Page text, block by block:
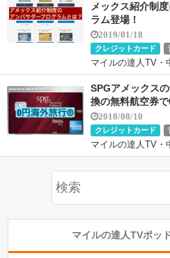
メックス紹介制
ラム登場！
2019/01/18
クレジットカード
マイルの達人TV・
SPGアメックス
換の無料航空券
2018/08/10
クレジットカード
マイルの達人TV・
マイルの達人TVポッ